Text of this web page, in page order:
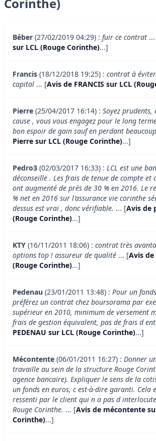
Corinthe)
Béber (27/02/2019 04:29) : fuir ce contrat
sur LCL (Rouge Corinthe)...]
Francis (18/12/2018 19:25) : contrat à
capital ... [Avis de FRANCIS sur LCL
Pierre (25/04/2017 16:14) : Soyez
cause , vous vous engagez pour le long
bon espoir de gain sauf en perdant beaucoup
Pierre sur LCL (Rouge Corinthe)...]
Pedro3 (02/03/2017 16:33) : LCL est une
déconseille . Les frais de tenue de compte et
ont augmenté de près de 30 % en 2016. Le
% net en 2016 sur l'assurance vie corinthe
dessus est vrai , donc vérifiable. ... [Avis de
(Rouge Corinthe)...]
KTY (16/11/2011 18:06) : contrat très
options top ! assureur de qualité ... [Avis
(Rouge Corinthe)...]
Pedenau (23/01/2011 13:48) : Pour un
préférez un contrat chez boursorama par
supérieur en 2010, minimum de versement
frais de gestion équivalent, pas de frais d
PEDENAU sur LCL (Rouge Corinthe)...]
Mécontente (06/01/2011 16:27) : Donner
travaille au sein de la structure Rouge
agence bancaire). Expliquer le sens de la
un fonds en euros, c est-à-dire garanti. Cela
ressenti par le client qui n a pas d
Rouge Corinthe. ... [Avis de mécontente
Corinthe)...]